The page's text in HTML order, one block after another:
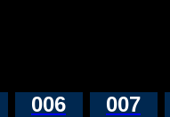
006 007